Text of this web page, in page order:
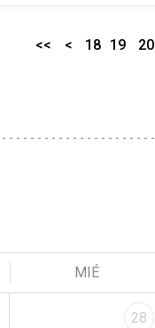
<< < 18 19 20
MIÉ
28